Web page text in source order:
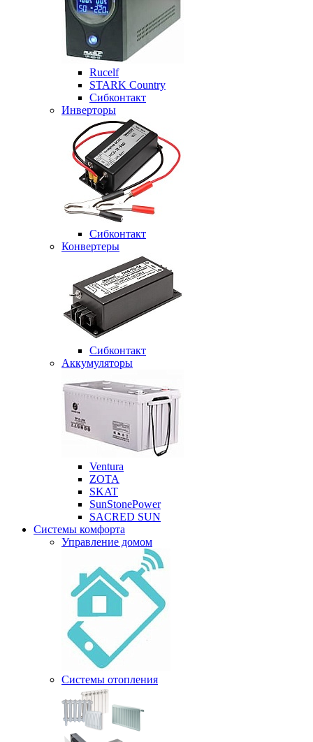
Rucelf
STARK Country
Сибконтакт
Инверторы
Сибконтакт
Конвертеры
Сибконтакт
Аккумуляторы
Ventura
ZOTA
SKAT
SunStonePower
SACRED SUN
Системы комфорта
Управление домом
Системы отопления